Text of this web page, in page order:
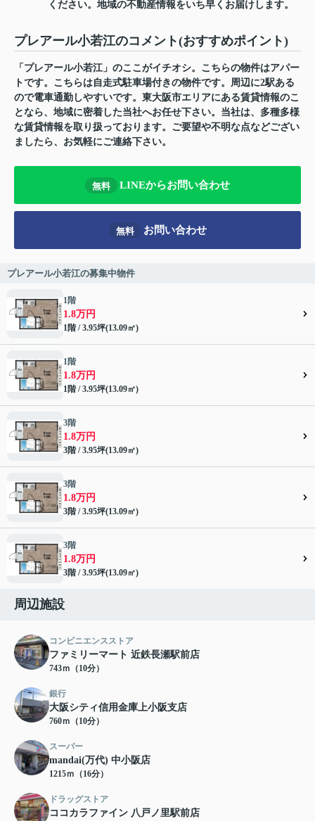
ください。地域の不動産情報をいち早くお届けします。
プレアール小若江のコメント(おすすめポイント)
「プレアール小若江」のここがイチオシ。こちらの物件はアパー
トです。こちらは自走式駐車場付きの物件です。周辺に2駅ある
ので電車通勤しやすいです。東大阪市エリアにある賃貸情報のこ
となら、地域に密着した当社へお任せ下さい。当社は、多種多様
な賃貸情報を取り扱っております。ご要望や不明な点などござい
ましたら、お気軽にご連絡下さい。
無料 LINEからお問い合わせ
無料 お問い合わせ
プレアール小若江の募集中物件
1階
1.8万円
1階 / 3.95坪(13.09㎡)
1階
1.8万円
1階 / 3.95坪(13.09㎡)
3階
1.8万円
3階 / 3.95坪(13.09㎡)
3階
1.8万円
3階 / 3.95坪(13.09㎡)
3階
1.8万円
3階 / 3.95坪(13.09㎡)
周辺施設
コンビニエンスストア
ファミリーマート 近鉄長瀬駅前店
743ｍ（10分）
銀行
大阪シティ信用金庫上小阪支店
760ｍ（10分）
スーパー
mandai(万代) 中小阪店
1215ｍ（16分）
ドラッグストア
ココカラファイン 八戸ノ里駅前店